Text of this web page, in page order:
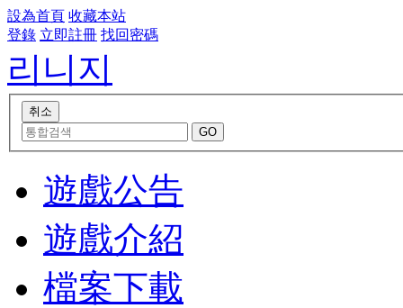
設為首頁 收藏本站
登錄 立即註冊 找回密碼
리니지
遊戲公告
遊戲介紹
檔案下載